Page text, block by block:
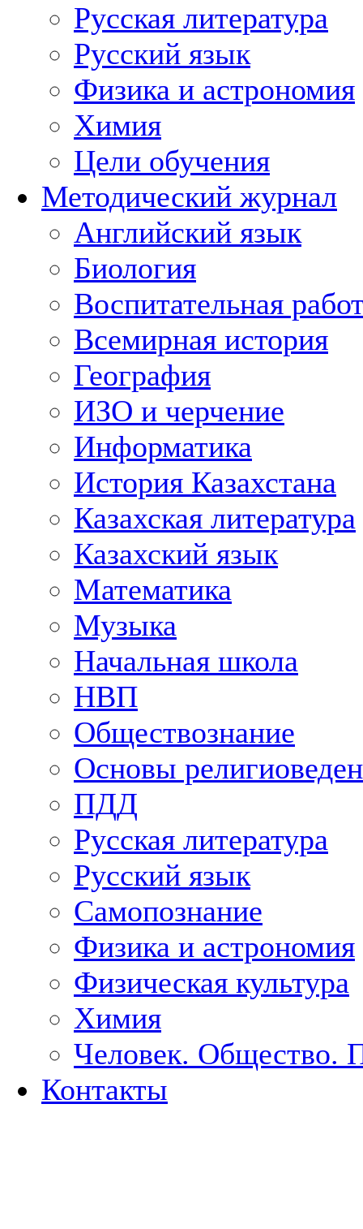
Русская литература
Русский язык
Физика и астрономия
Химия
Цели обучения
Методический журнал
Английский язык
Биология
Воспитательная
Всемирная история
География
ИЗО и черчение
Информатика
История Казахстана
Казахская литература
Казахский язык
Математика
Музыка
Начальная школа
НВП
Обществознание
Основы
ПДД
Русская литература
Русский язык
Самопознание
Физика и астрономия
Физическая культура
Химия
Человек. Общество.
Контакты